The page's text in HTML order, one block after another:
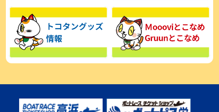
2026年08月02日
【とこなめボート 日野未来コラム とこなめミライ予想図】トコタン
お誕生日おめでとう！
2026年08月02日
んでもらったし、恩返しをしたいです」～とこなめルーキーＳ